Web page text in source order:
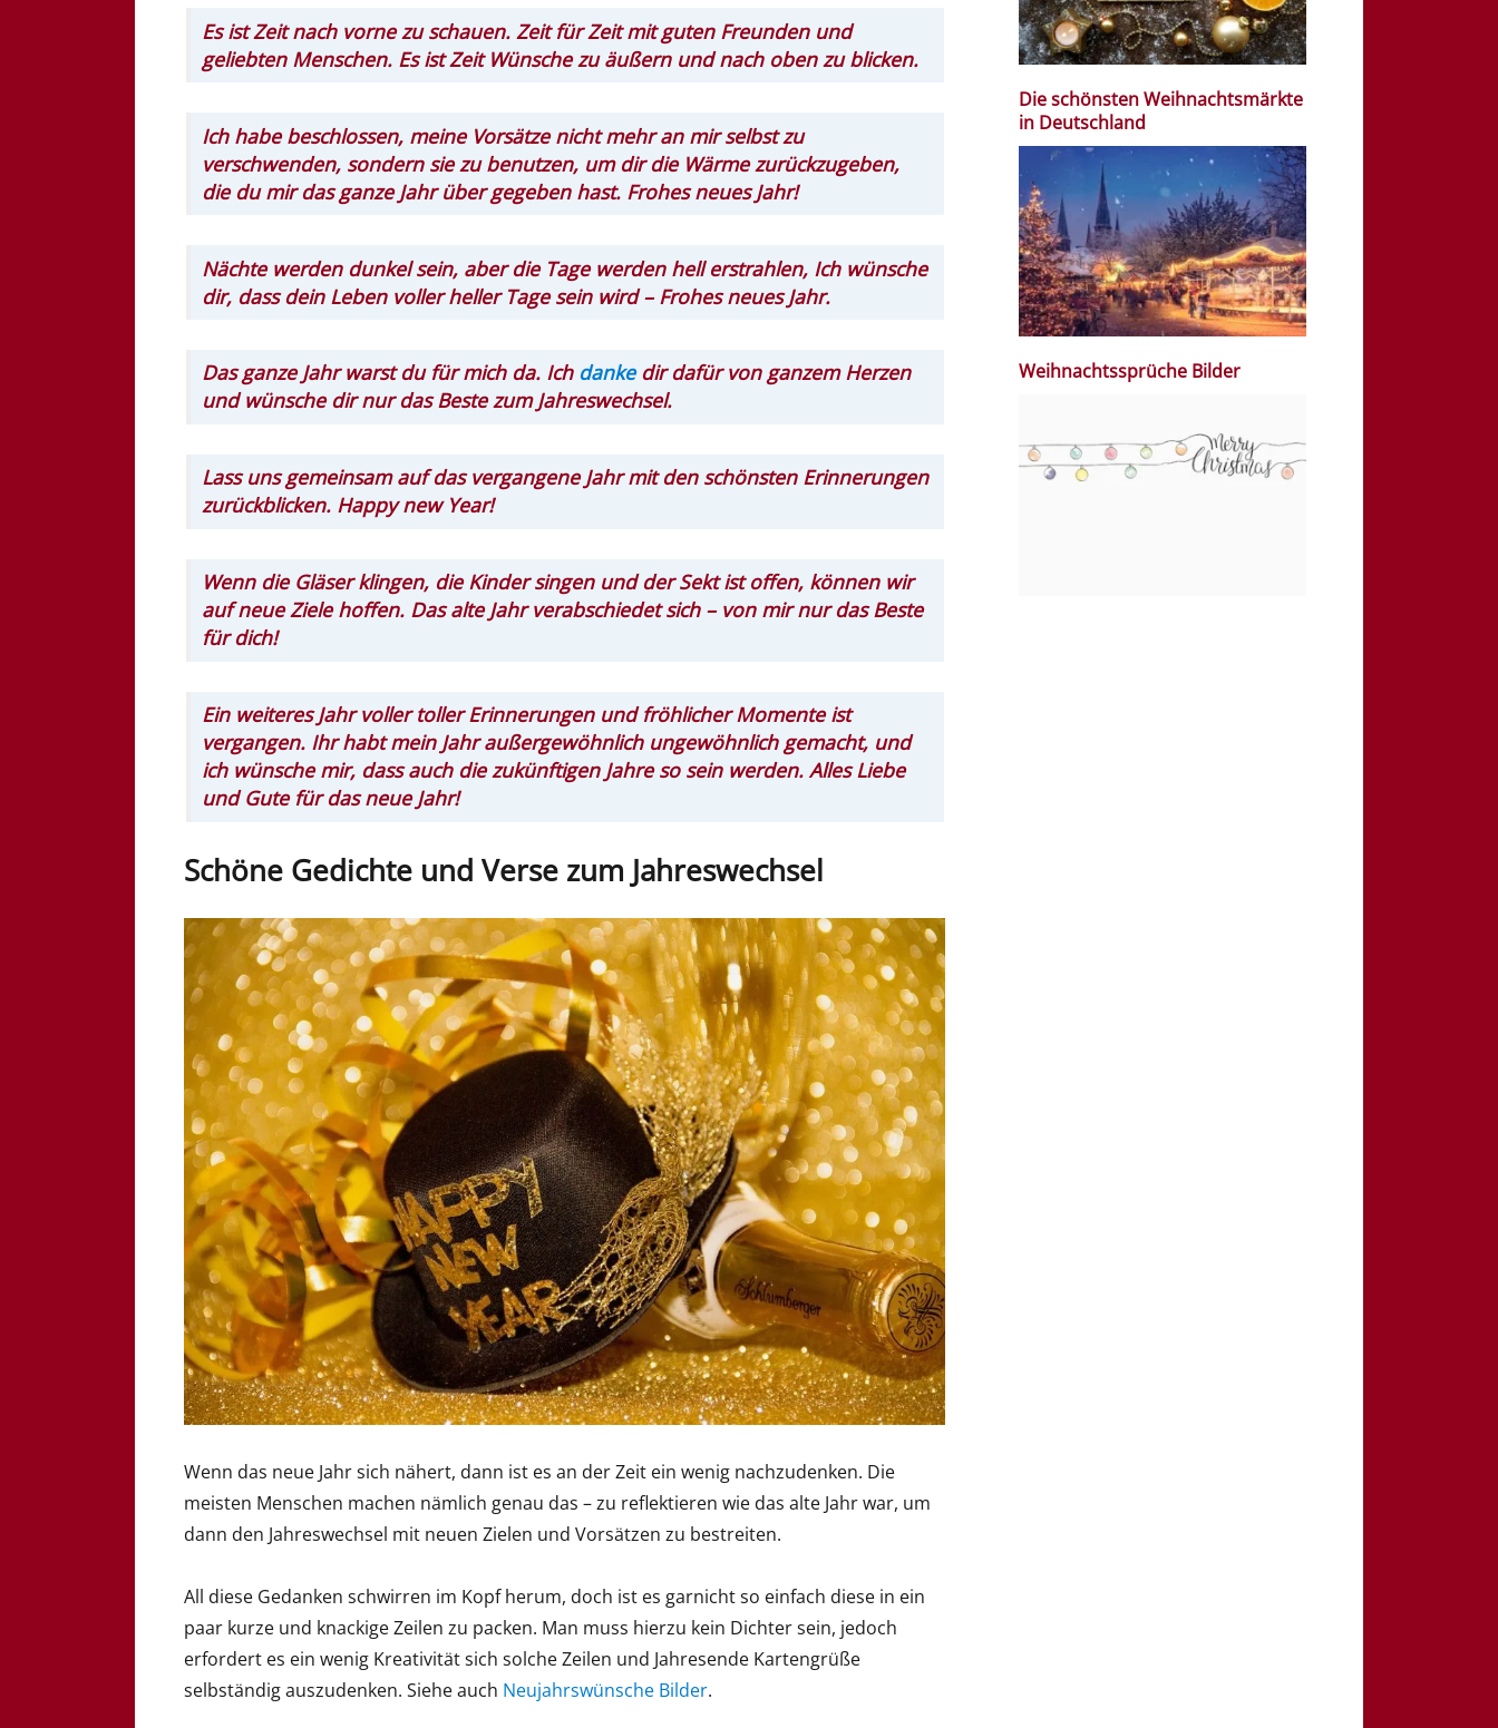
Es ist Zeit nach vorne zu schauen. Zeit für Zeit mit guten Freunden und
geliebten Menschen. Es ist Zeit Wünsche zu äußern und nach oben zu blicken.
Ich habe beschlossen, meine Vorsätze nicht mehr an mir selbst zu
verschwenden, sondern sie zu benutzen, um dir die Wärme zurückzugeben,
die du mir das ganze Jahr über gegeben hast. Frohes neues Jahr!
Nächte werden dunkel sein, aber die Tage werden hell erstrahlen, Ich wünsche
dir, dass dein Leben voller heller Tage sein wird – Frohes neues Jahr.
Das ganze Jahr warst du für mich da. Ich dankedir dafür von ganzem Herzen
und wünsche dir nur das Beste zum Jahreswechsel.
Lass uns gemeinsam auf das vergangene Jahr mit den schönsten Erinnerungen
zurückblicken. Happy new Year!
Wenn die Gläser klingen, die Kinder singen und der Sekt ist offen, können wir
auf neue Ziele hoffen. Das alte Jahr verabschiedet sich – von mir nur das Beste
für dich!
Ein weiteres Jahr voller toller Erinnerungen und fröhlicher Momente ist
vergangen. Ihr habt mein Jahr außergewöhnlich ungewöhnlich gemacht, und
ich wünsche mir, dass auch die zukünftigen Jahre so sein werden. Alles Liebe
und Gute für das neue Jahr!
Schöne Gedichte und Verse zum Jahreswechsel
Wenn das neue Jahr sich nähert, dann ist es an der Zeit ein wenig nachzudenken. Die
meisten Menschen machen nämlich genau das – zu reflektieren wie das alte Jahr war, um
dann den Jahreswechsel mit neuen Zielen und Vorsätzen zu bestreiten.
All diese Gedanken schwirren im Kopf herum, doch ist es garnicht so einfach diese in ein
paar kurze und knackige Zeilen zu packen. Man muss hierzu kein Dichter sein, jedoch
erfordert es ein wenig Kreativität sich solche Zeilen und Jahresende Kartengrüße
selbständig auszudenken. Siehe auch Neujahrswünsche Bilder.
Die schönsten Weihnachtsmärkte
in Deutschland
Weihnachtssprüche Bilder